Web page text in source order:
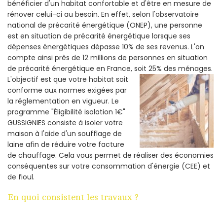
bénéficier d'un habitat confortable et d'être en mesure de
rénover celui-ci au besoin. En effet, selon l'observatoire
national de précarité énergétique (ONEP), une personne
est en situation de précarité énergétique lorsque ses
dépenses énergétiques dépasse 10% de ses revenus. L'on
compte ainsi près de 12 millions de personnes en situation
de précarité énergétique en France, soit 25% des ménages.
L'objectif est que votre habitat soit
conforme aux normes exigées par
la réglementation en vigueur. Le
programme "Éligibilité isolation 1€"
GUSSIGNIES consiste à isoler votre
maison à l'aide d'un soufflage de
laine afin de réduire votre facture
de chauffage. Cela vous permet de réaliser des économies
conséquentes sur votre consommation d'énergie (CEE) et
de fioul.
En quoi consistent les travaux ?